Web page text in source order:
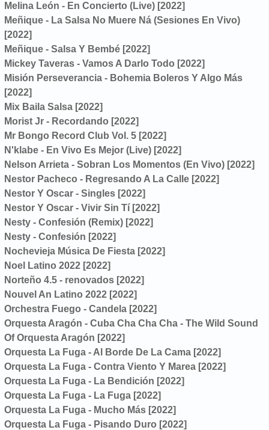
Melina León - En Concierto (Live) [2022]
Meñique - La Salsa No Muere Ná (Sesiones En Vivo)
[2022]
Meñique - Salsa Y Bembé [2022]
Mickey Taveras - Vamos A Darlo Todo [2022]
Misión Perseverancia - Bohemia Boleros Y Algo Más
[2022]
Mix Baila Salsa [2022]
Morist Jr - Recordando [2022]
Mr Bongo Record Club Vol. 5 [2022]
N'klabe - En Vivo Es Mejor (Live) [2022]
Nelson Arrieta - Sobran Los Momentos (En Vivo) [2022]
Nestor Pacheco - Regresando A La Calle [2022]
Nestor Y Oscar - Singles [2022]
Nestor Y Oscar - Vivir Sin Tí [2022]
Nesty - Confesión (Remix) [2022]
Nesty - Confesión [2022]
Nochevieja Música De Fiesta [2022]
Noel Latino 2022 [2022]
Norteño 4.5 - renovados [2022]
Nouvel An Latino 2022 [2022]
Orchestra Fuego - Candela [2022]
Orquesta Aragón - Cuba Cha Cha Cha - The Wild Sound
Of Orquesta Aragón [2022]
Orquesta La Fuga - Al Borde De La Cama [2022]
Orquesta La Fuga - Contra Viento Y Marea [2022]
Orquesta La Fuga - La Bendición [2022]
Orquesta La Fuga - La Fuga [2022]
Orquesta La Fuga - Mucho Más [2022]
Orquesta La Fuga - Pisando Duro [2022]